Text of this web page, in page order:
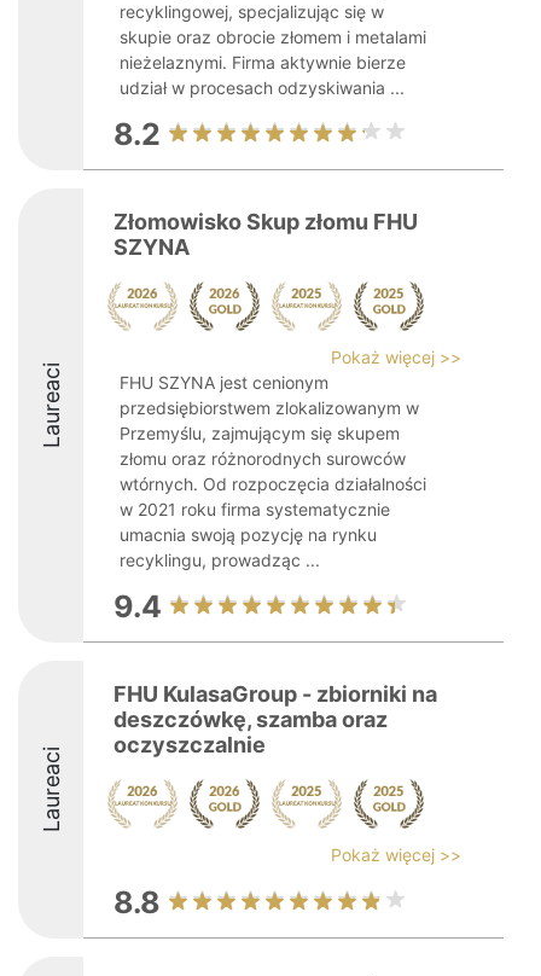
recyklingowej, specjalizując się w
skupie oraz obrocie złomem i metalami
nieżelaznymi. Firma aktywnie bierze
udział w procesach odzyskiwania ...
8.2
Laureaci
Złomowisko Skup złomu FHU
SZYNA
Pokaż więcej >>
FHU SZYNA jest cenionym
przedsiębiorstwem zlokalizowanym w
Przemyślu, zajmującym się skupem
złomu oraz różnorodnych surowców
wtórnych. Od rozpoczęcia działalności
w 2021 roku firma systematycznie
umacnia swoją pozycję na rynku
recyklingu, prowadząc ...
9.4
Laureaci
FHU KulasaGroup - zbiorniki na
deszczówkę, szamba oraz
oczyszczalnie
Pokaż więcej >>
8.8